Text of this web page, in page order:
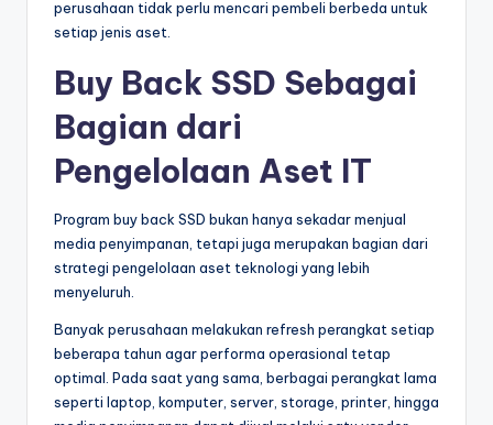
perusahaan tidak perlu mencari pembeli berbeda untuk
setiap jenis aset.
Buy Back SSD Sebagai
Bagian dari
Pengelolaan Aset IT
Program buy back SSD bukan hanya sekadar menjual
media penyimpanan, tetapi juga merupakan bagian dari
strategi pengelolaan aset teknologi yang lebih
menyeluruh.
Banyak perusahaan melakukan refresh perangkat setiap
beberapa tahun agar performa operasional tetap
optimal. Pada saat yang sama, berbagai perangkat lama
seperti laptop, komputer, server, storage, printer, hingga